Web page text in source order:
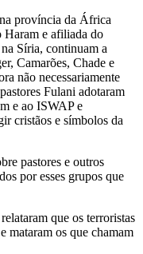
província da África
e afiliada do
Síria, continuam a
Camarões, Chade e
não necessariamente
Fulani adotaram
e ao ISWAP e
cristãos e símbolos da
pastores e outros
por esses grupos que
que os terroristas
mataram os que chamam